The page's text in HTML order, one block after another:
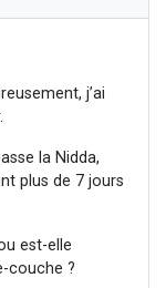
j’ai
la Nidda,
plus de 7 jours
est-elle
couche ?